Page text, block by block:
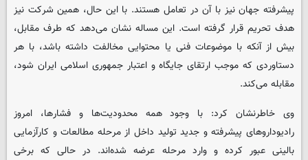
پیشرفته جهان نیز با آن در تعامل هستند. با این حال، همین شرکت نیز
هدف تحریم قرار گرفته است. این مساله نشان می‌دهد که طرف مقابل،
بیش از آنکه با موضوعات فنی یا محتوایی مخالفت داشته باشد، با هر
دستاوردی که موجب ارتقای جایگاه و اعتبار جمهوری اسلامی ایران شود،
مقابله می‌کند.
وی خاطرنشان کرد: با وجود همه محدودیت‌ها و فشارها، امروز
رادیوداروهای پیشرفته و جدید تولید داخل از مرحله مطالعات و کارآزمایی
بالینی عبور کرده و وارد مرحله عرضه شده‌اند. در حالی که برخی